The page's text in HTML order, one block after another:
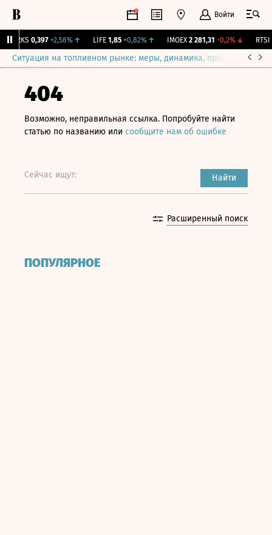
Войти
MRKS 0,397 +2,58% ↑ LIFE 1,85 +0,82%↑ IMOEX 2 281,31 -0,2%↓ RTSI
Ситуация на топливном рынке: меры, динамика, прогнозы
404
Возможно, неправильная ссылка. Попробуйте найти
статью по названию или сообщите нам об ошибке
Сейчас ищут: Найти
Расширенный поиск
ПОПУЛЯРНОЕ